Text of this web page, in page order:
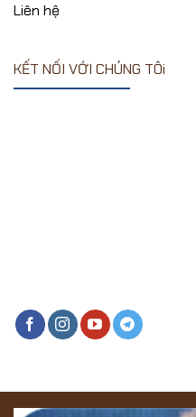
Liên hệ
KẾT NỐI VỚI CHÚNG TÔi